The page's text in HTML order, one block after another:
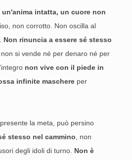
un'anima intatta, un cuore non
non corrotto. Non oscilla al
Non rinuncia a essere sé stesso
non si vende né per denaro né per
non vive con il piede in
infinite maschere per
la meta, può persino
stesso nel cammino , non
degli idoli di turno. Non è